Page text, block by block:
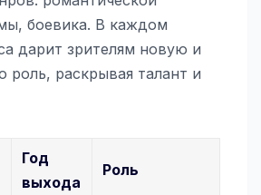
боевика. В каждом
дарит зрителям новую и
роль, раскрывая талант и
Год
выхода
Роль